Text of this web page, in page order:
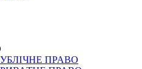
ПРАВО